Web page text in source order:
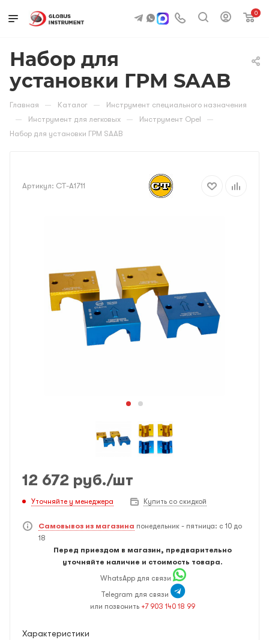
0
Набор для
установки ГРМ SAAB
Главная — Каталог — Инструмент специального назначения
— Инструмент для легковых — Инструмент Opel —
Набор для установки ГРМ SAAB
Артикул: CT-A1711
12 672 руб./шт
Уточняйте у менеджера Купить со скидкой
Самовывоз из магазина понедельник - пятница: с 10 до
18
Перед приездом в магазин, предварительно
уточняйте наличие и стоимость товара.
WhatsApp для связи
Telegram для связи
или позвонить +7 903 140 18 99
Характеристики